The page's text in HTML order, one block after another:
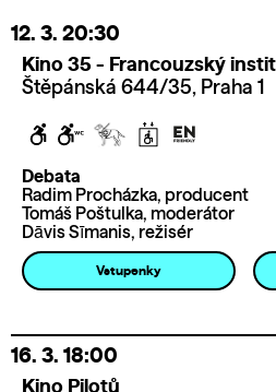
12. 3. 20:30
Kino 35 - Francouzský
Štěpánská 644/35, Praha 1
Debata
Radim Procházka, producent
Tomáš Poštulka, moderátor
Dāvis Sīmanis, režisér
Vstupenky
16. 3. 18:00
Kino Pilotů